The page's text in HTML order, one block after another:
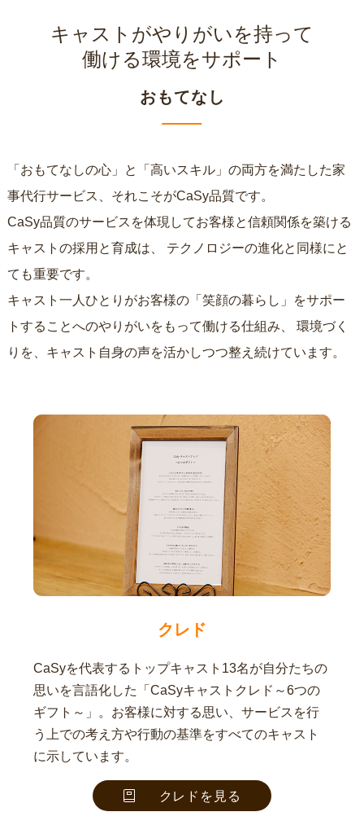
キャストがやりがいを持って
働ける環境をサポート
おもてなし
「おもてなしの心」と「高いスキル」の両方を満たした家
事代行サービス、それこそがCaSy品質です。
CaSy品質のサービスを体現してお客様と信頼関係を築ける
キャストの採用と育成は、
ても重要です。
キャスト一人ひとりがお客様の「笑顔の暮らし」をサポー
トすることへのやりがいをもって働ける仕組み、
りを、キャスト自身の声を活かしつつ整え続けています。
クレド
CaSyを代表するトップキャスト13名が自分たちの
思いを言語化した「CaSyキャストクレド～6つの
ギフト～」。お客様に対する思い、サービスを行
う上での考え方や行動の基準をすべてのキャスト
に示しています。
クレドを見る